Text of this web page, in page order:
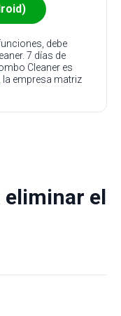
debe
7 días de
Cleaner es
la empresa matriz
el